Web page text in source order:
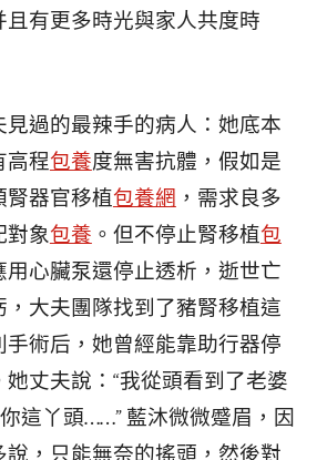
且有更多時光與家人共度時
過的最辣手的病人：她底本
高程包養度無害抗體，假如是
腎器官移植包養網 ，需求良多
對象包養 。但不停止腎移植包
用心臟泵還停止透析，逝世亡
大夫團隊找到了豬腎移植這
術后，她曾經能靠助行器停
丈夫說：“我從頭看到了老婆
這丫頭……” 藍沐微微蹙眉，因
，只能無奈的搖頭，然後對